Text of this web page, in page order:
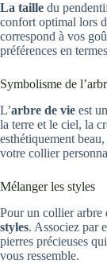
La taille du
confort optimal lors
correspond à vos
préférences en
Symbolisme de
L’arbre de vie est
la terre et le ciel, la
esthétiquement
votre collier
Mélanger les styles
Pour un collier arbre
styles. Associez par
pierres précieuses
vous ressemble.